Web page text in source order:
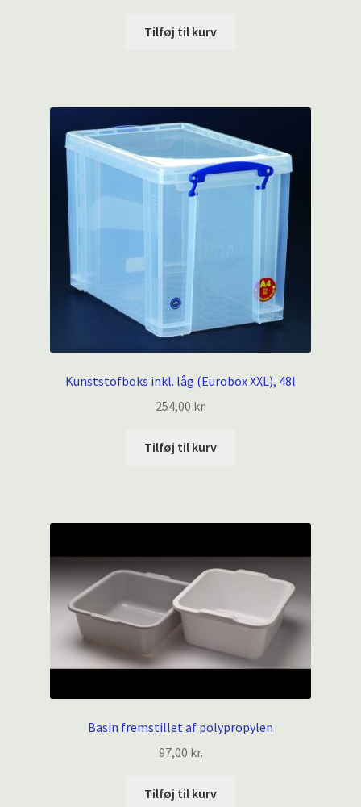
Tilføj til kurv
Kunststofboks inkl. låg (Eurobox XXL), 48l
254,00 kr.
Tilføj til kurv
Basin fremstillet af polypropylen
97,00 kr.
Tilføj til kurv